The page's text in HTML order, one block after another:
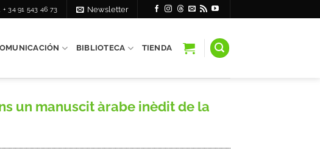
+ 34 91 543 46 73 Newsletter
BIBLIOTECA TIENDA
un manuscit àrabe inèdit de la